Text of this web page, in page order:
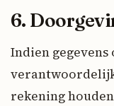
6.
Indien gegevens
rekening